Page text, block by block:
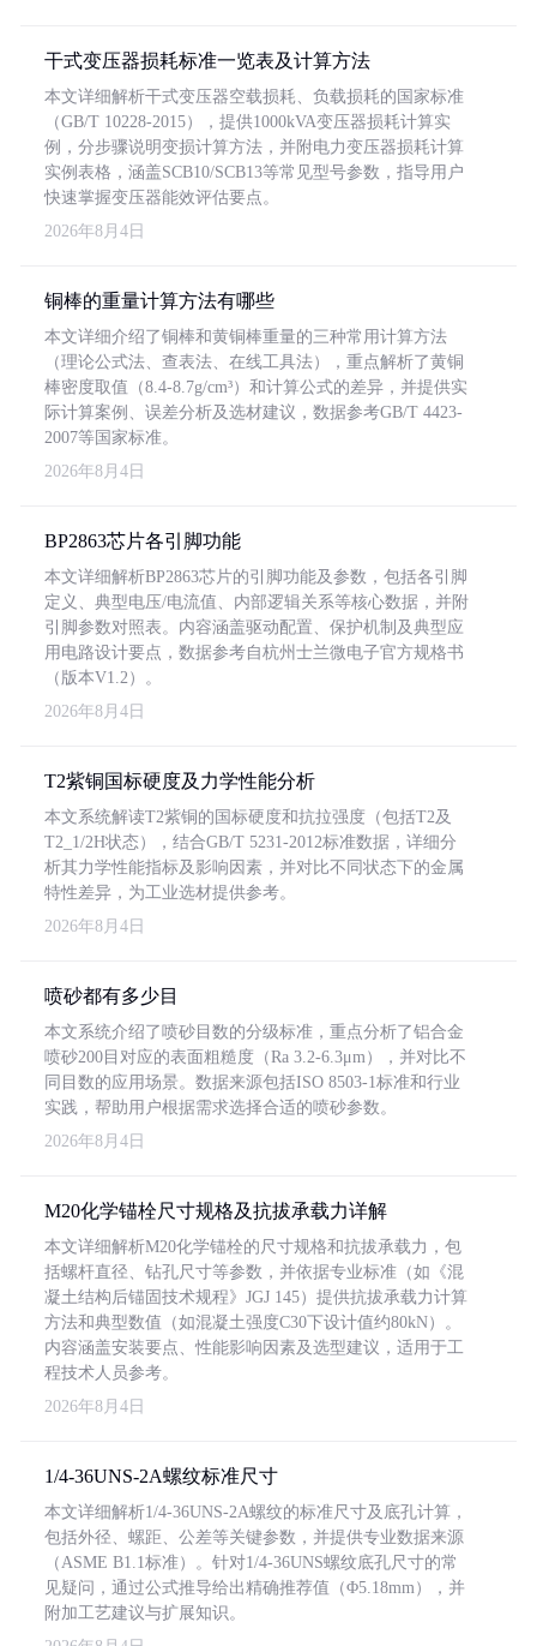
干式变压器损耗标准一览表及计算方法
本文详细解析干式变压器空载损耗、负载损耗的国家标准
（GB/T 10228-2015），提供1000kVA变压器损耗计算实
例，分步骤说明变损计算方法，并附电力变压器损耗计算
实例表格，涵盖SCB10/SCB13等常见型号参数，指导用户
快速掌握变压器能效评估要点。
2026年8月4日
铜棒的重量计算方法有哪些
本文详细介绍了铜棒和黄铜棒重量的三种常用计算方法
（理论公式法、查表法、在线工具法），重点解析了黄铜
棒密度取值（8.4-8.7g/cm³）和计算公式的差异，并提供实
际计算案例、误差分析及选材建议，数据参考GB/T 4423-
2007等国家标准。
2026年8月4日
BP2863芯片各引脚功能
本文详细解析BP2863芯片的引脚功能及参数，包括各引脚
定义、典型电压/电流值、内部逻辑关系等核心数据，并附
引脚参数对照表。内容涵盖驱动配置、保护机制及典型应
用电路设计要点，数据参考自杭州士兰微电子官方规格书
（版本V1.2）。
2026年8月4日
T2紫铜国标硬度及力学性能分析
本文系统解读T2紫铜的国标硬度和抗拉强度（包括T2及
T2_1/2H状态），结合GB/T 5231-2012标准数据，详细分
析其力学性能指标及影响因素，并对比不同状态下的金属
特性差异，为工业选材提供参考。
2026年8月4日
喷砂都有多少目
本文系统介绍了喷砂目数的分级标准，重点分析了铝合金
喷砂200目对应的表面粗糙度（Ra 3.2-6.3μm），并对比不
同目数的应用场景。数据来源包括ISO 8503-1标准和行业
实践，帮助用户根据需求选择合适的喷砂参数。
2026年8月4日
M20化学锚栓尺寸规格及抗拔承载力详解
本文详细解析M20化学锚栓的尺寸规格和抗拔承载力，包
括螺杆直径、钻孔尺寸等参数，并依据专业标准（如《混
凝土结构后锚固技术规程》JGJ 145）提供抗拔承载力计算
方法和典型数值（如混凝土强度C30下设计值约80kN）。
内容涵盖安装要点、性能影响因素及选型建议，适用于工
程技术人员参考。
2026年8月4日
1/4-36UNS-2A螺纹标准尺寸
本文详细解析1/4-36UNS-2A螺纹的标准尺寸及底孔计算，
包括外径、螺距、公差等关键参数，并提供专业数据来源
（ASME B1.1标准）。针对1/4-36UNS螺纹底孔尺寸的常
见疑问，通过公式推导给出精确推荐值（Φ5.18mm），并
附加工艺建议与扩展知识。